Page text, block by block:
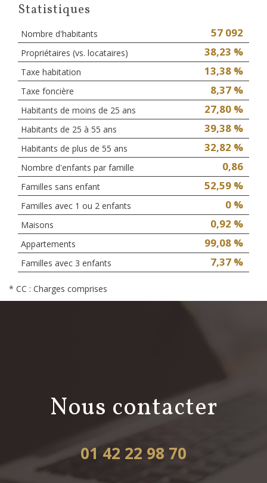
Statistiques
Nombre d'habitants 57 092
Propriétaires (vs. locataires) 38,23 %
Taxe habitation 13,38 %
Taxe foncière 8,37 %
Habitants de moins de 25 ans 27,80 %
Habitants de 25 à 55 ans 39,38 %
Habitants de plus de 55 ans 32,82 %
Nombre d'enfants par famille 0,86
Familles sans enfant 52,59 %
Familles avec 1 ou 2 enfants 0 %
Maisons 0,92 %
Appartements 99,08 %
Familles avec 3 enfants 7,37 %
* CC : Charges comprises
nous contacter
01 42 22 98 70